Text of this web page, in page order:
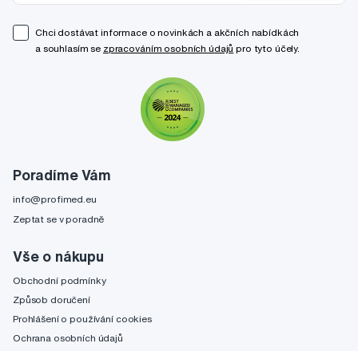
Poradíme Vám
info@profimed.eu
Zeptat se v poradně
Vše o nákupu
Obchodní podmínky
Způsob doručení
Prohlášení o používání cookies
Ochrana osobních údajů
Chci dostávat informace o novinkách a akčních nabídkách
a souhlasím se zpracováním osobních údajů pro tyto účely.